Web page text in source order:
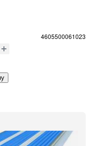
4605500061023